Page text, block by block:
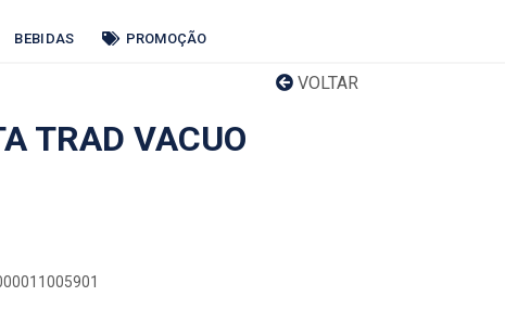
BEBIDAS PROMOÇÃO
VOLTAR
TRAD VACUO